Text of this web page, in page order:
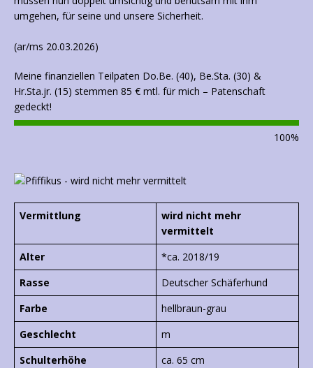
umgehen, für seine und unsere Sicherheit.
(ar/ms 20.03.2026)
Meine finanziellen Teilpaten Do.Be. (40), Be.Sta. (30) &
Hr.Sta.jr. (15) stemmen 85 € mtl. für mich – Patenschaft
gedeckt!
100%
Vermittlung
wird nicht mehr
vermittelt
Alter
*ca. 2018/19
Rasse
Deutscher Schäferhund
Farbe
hellbraun-grau
Geschlecht
m
Schulterhöhe
ca. 65 cm